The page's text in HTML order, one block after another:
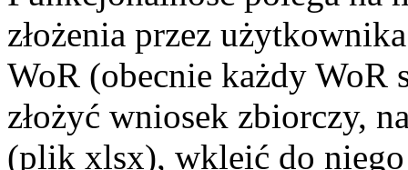
złożenia przez
WoR (obecnie każdy WoR
złożyć wniosek zbiorczy,
(plik xlsx), wkleić do